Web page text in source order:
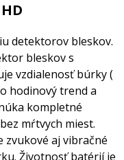
detektorov bleskov.
bleskov s
vzdialenosť búrky (
hodinový trend a
kompletné
mŕtvych miest.
zvukové aj vibračné
Životnosť batérií je